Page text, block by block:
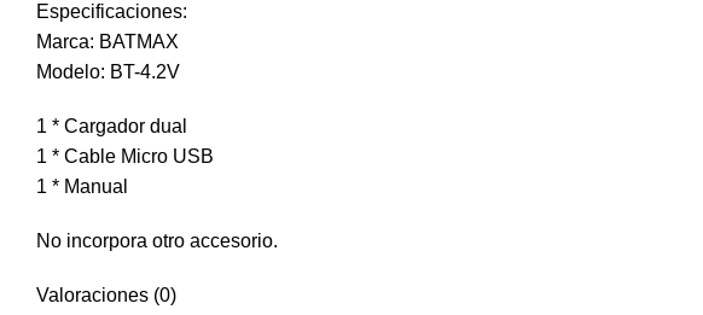
Especificaciones:
Marca: BATMAX
Modelo: BT-4.2V
1 * Cargador dual
1 * Cable Micro USB
1 * Manual
No incorpora otro accesorio.
Valoraciones (0)